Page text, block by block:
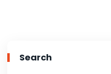
Search